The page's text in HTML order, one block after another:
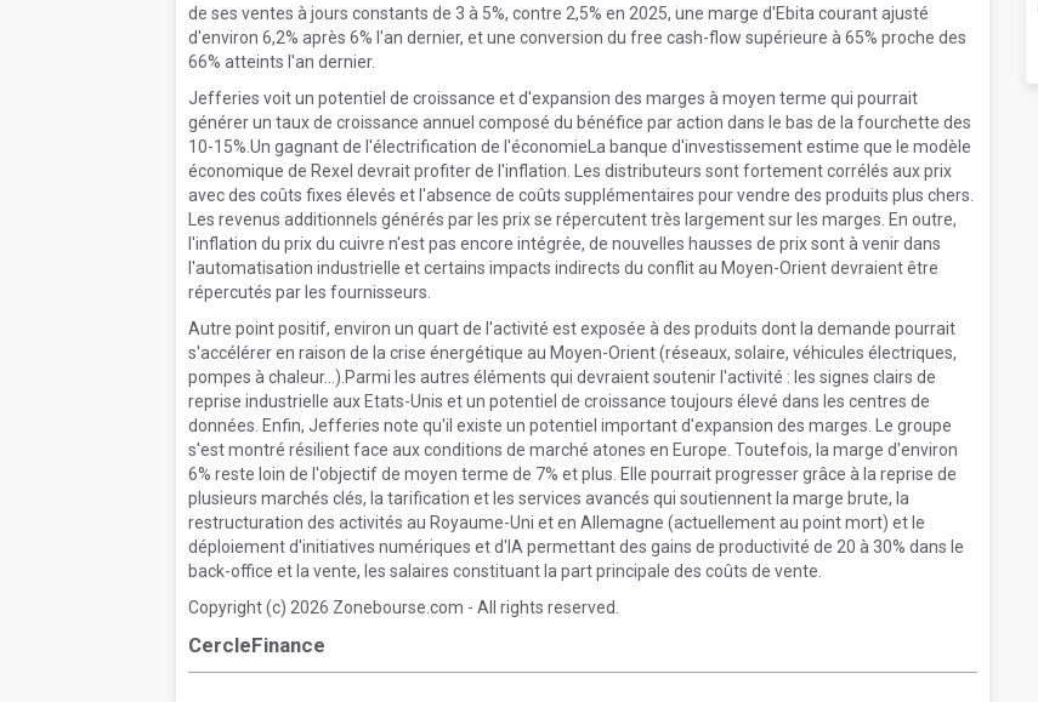
de ses ventes à jours constants de 3 à 5%, contre 2,5% en 2025, une marge d'Ebita courant ajusté
d'environ 6,2% après 6% l'an dernier, et une conversion du free cash-flow supérieure à 65% proche des
66% atteints l'an dernier.
Jefferies voit un potentiel de croissance et d'expansion des marges à moyen terme qui pourrait
générer un taux de croissance annuel composé du bénéfice par action dans le bas de la fourchette des
10-15%.Un gagnant de l'électrification de l'économieLa banque d'investissement estime que le modèle
économique de Rexel devrait profiter de l'inflation. Les distributeurs sont fortement corrélés aux prix
avec des coûts fixes élevés et l'absence de coûts supplémentaires pour vendre des produits plus chers.
Les revenus additionnels générés par les prix se répercutent très largement sur les marges. En outre,
l'inflation du prix du cuivre n'est pas encore intégrée, de nouvelles hausses de prix sont à venir dans
l'automatisation industrielle et certains impacts indirects du conflit au Moyen-Orient devraient être
répercutés par les fournisseurs.
Autre point positif, environ un quart de l'activité est exposée à des produits dont la demande pourrait
s'accélérer en raison de la crise énergétique au Moyen-Orient (réseaux, solaire, véhicules électriques,
pompes à chaleur...).Parmi les autres éléments qui devraient soutenir l'activité : les signes clairs de
reprise industrielle aux Etats-Unis et un potentiel de croissance toujours élevé dans les centres de
données. Enfin, Jefferies note qu'il existe un potentiel important d'expansion des marges. Le groupe
s'est montré résilient face aux conditions de marché atones en Europe. Toutefois, la marge d'environ
6% reste loin de l'objectif de moyen terme de 7% et plus. Elle pourrait progresser grâce à la reprise de
plusieurs marchés clés, la tarification et les services avancés qui soutiennent la marge brute, la
restructuration des activités au Royaume-Uni et en Allemagne (actuellement au point mort) et le
déploiement d'initiatives numériques et d'IA permettant des gains de productivité de 20 à 30% dans le
back-office et la vente, les salaires constituant la part principale des coûts de vente.
Copyright (c) 2026 Zonebourse.com - All rights reserved.
CercleFinance